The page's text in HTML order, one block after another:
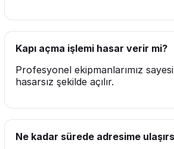
Kapı açma işlemi hasar verir mi?
Profesyonel ekipmanlarımız
hasarsız şekilde açılır.
Ne kadar sürede adresime